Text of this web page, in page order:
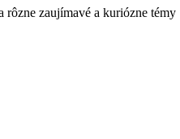
rôzne zaujímavé a kuriózne témy